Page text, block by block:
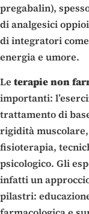
pregabalin),
di analgesici
di integratori
energia e umore.
Le terapienon
importanti:
trattamento di
rigidità
fisioterapia,
psicologico. Gli
infatti un
pilastri: